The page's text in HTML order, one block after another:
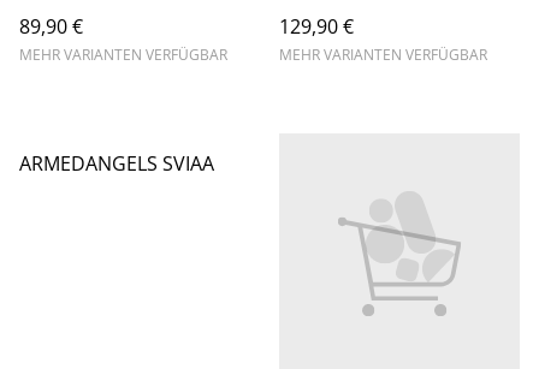
89,90 €
MEHR VARIANTEN VERFÜGBAR
129,90 €
MEHR VARIANTEN VERFÜGBAR
ARMEDANGELS SVIAA